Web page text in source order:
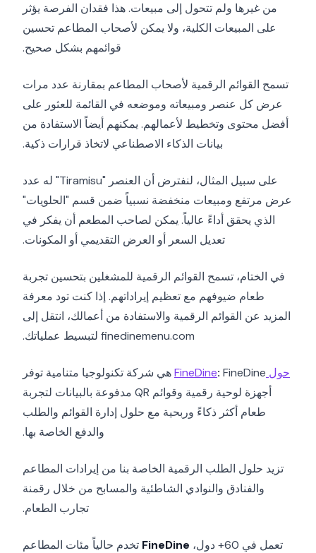
من غيرها ولم تتحول إلى مبيعات. هذا فقدان الفرصة يؤثر
على المبيعات الكلية، ولا يمكن لأصحاب المطاعم تحسين
قوائمهم بشكل صحيح.
تسمح القوائم الرقمية لأصحاب المطاعم بمقارنة عدد مرات
عرض كل عنصر ومبيعاته وموضعه في القائمة للعثور على
أفضل محتوى وتخطيط لأعمالهم. يمكنهم أيضاً الاستفادة من
بيانات الذكاء الاصطناعي لاتخاذ قرارات ذكية.
على سبيل المثال، لنفترض أن العنصر "Tiramisu" له عدد
عرض مرتفع ومبيعات منخفضة نسبياً ضمن قسم "الحلويات"
الذي يحقق أداءً عالياً. يمكن لصاحب المطعم أن يفكر في
تعديل السعر أو العرض التقديمي أو المكونات.
في الختام، تسمح القوائم الرقمية للمشغلين بتحسين تجربة
طعام ضيوفهم مع تعظيم إيراداتهم. إذا كنت تود معرفة
المزيد عن القوائم الرقمية والاستفادة من أعمالك، انتقل إلى
finedinemenu.com لتبسيط عملياتك.
حول FineDine :
FineDine هي شركة تكنولوجيا متنامية توفر
أجهزة لوحية رقمية وقوائم QR مدفوعة بالبيانات لتجربة
طعام أكثر ذكاءً وربحية مع حلول إدارة القوائم والطلب
والدفع الخاصة بها.
تزيد حلول الطلب الرقمية الخاصة بنا من إيرادات المطاعم
والفنادق والنوادي الشاطئية والمسابح من خلال رقمنة
تجارب الطعام.
تعمل في 60+ دول، FineDine تخدم حالياً مئات المطاعم